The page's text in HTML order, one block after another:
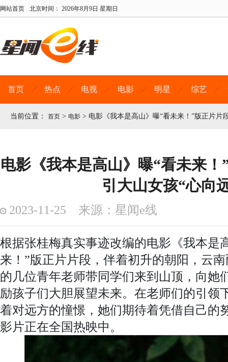
网站首页 北京时间： 2026年8月9日 星期日
首页 热点 电视 电影 明星 综艺
当前位置： 首页 > 电影 > 电影《我本是高山》曝“看未来！”版正片片
电影《我本是高山》曝“看未来
引大山女孩“心向
2023-11-25 来源：星闻e线
根据张桂梅真实事迹改编的电影《我本是
来！”版正片片段，伴着初升的朝阳，云
的几位青年老师带同学们来到山顶，向她
励孩子们大胆展望未来。在老师们的引领
着对远方的憧憬，她们期待着凭借自己的
影片正在全国热映中。